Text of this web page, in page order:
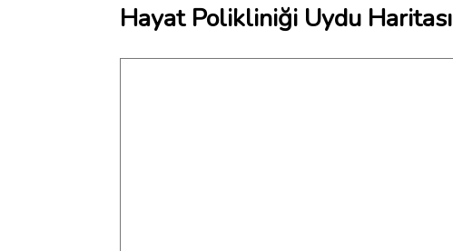
Hayat Polikliniği Uydu Haritası